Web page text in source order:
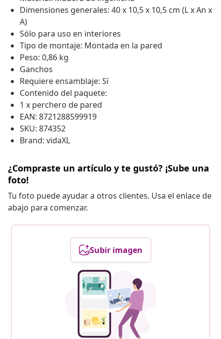
Dimensiones generales: 40 x 10,5 x 10,5 cm (L x An x
A)
Sólo para uso en interiores
Tipo de montaje: Montada en la pared
Peso: 0,86 kg
Ganchos
Requiere ensamblaje: Sí
Contenido del paquete:
1 x perchero de pared
EAN: 8721288599919
SKU: 874352
Brand: vidaXL
¿Compraste un artículo y te gustó? ¡Sube una
foto!
Tu foto puede ayudar a otros clientes. Usa el enlace de
abajo para comenzar.
Subir imagen